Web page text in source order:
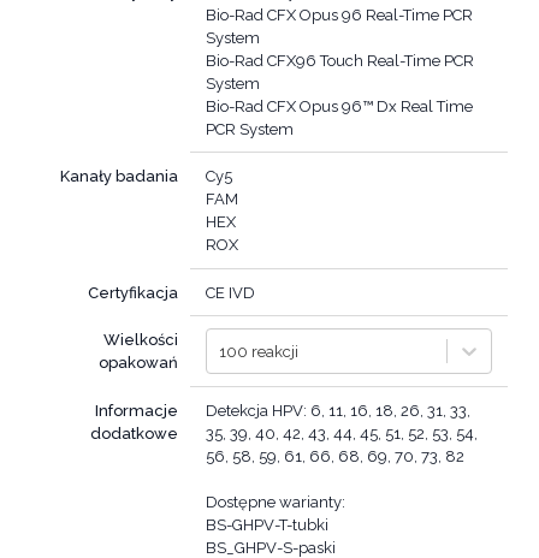
Bio-Rad CFX Opus 96 Real-Time PCR
System
Bio-Rad CFX96 Touch Real-Time PCR
System
Bio-Rad CFX Opus 96™ Dx Real Time
PCR System
Kanały badania
Cy5
FAM
HEX
ROX
Certyfikacja CE IVD
Wielkości
opakowań
100 reakcji
Informacje
dodatkowe
Detekcja HPV: 6, 11, 16, 18, 26, 31, 33,
35, 39, 40, 42, 43, 44, 45, 51, 52, 53, 54,
56, 58, 59, 61, 66, 68, 69, 70, 73, 82
Dostępne warianty:
BS-GHPV-T-tubki
BS_GHPV-S-paski